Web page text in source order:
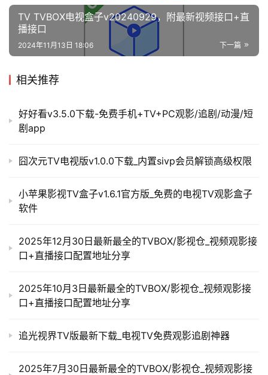
TV TVBOX电视盒子v20240929，附最新视频接口+直
播接口
下一篇
2024年11月13日 18:06
相关推荐
好好看v3.5.0下载-免费手机+TV+PC观影/追剧/动漫/短
剧app
囧次元TV电视版v1.0.0下载_内置sivp会员解锁高级权限
小苹果影视TV盒子v1.6.1官方版_免费的电视TV观影盒子
软件
2025年12月30日最新最全的TVBOX/影视仓_视频观影接
口+直播接口配置地址分享
2025年10月3日最新最全的TVBOX/影视仓_视频观影接
口+直播接口配置地址分享
追光视界TV版最新下载_电视TV免费观影追剧神器
2025年7月30日最新最全的TVBOX/影视仓_视频观影接